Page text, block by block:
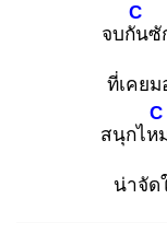
จบกัน
C
ซั
ที่เคยม
สนุกไห
C
น่าจัด